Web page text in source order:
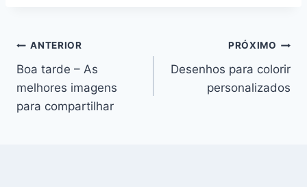
Navegação
de
Post
ANTERIOR
Boa tarde – As
melhores imagens
para compartilhar
PRÓXIMO
Desenhos para colorir
personalizados